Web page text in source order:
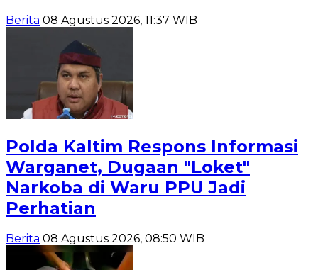
Berita 08 Agustus 2026, 11:37 WIB
Polda Kaltim Respons Informasi
Warganet, Dugaan "Loket"
Narkoba di Waru PPU Jadi
Perhatian
Berita 08 Agustus 2026, 08:50 WIB